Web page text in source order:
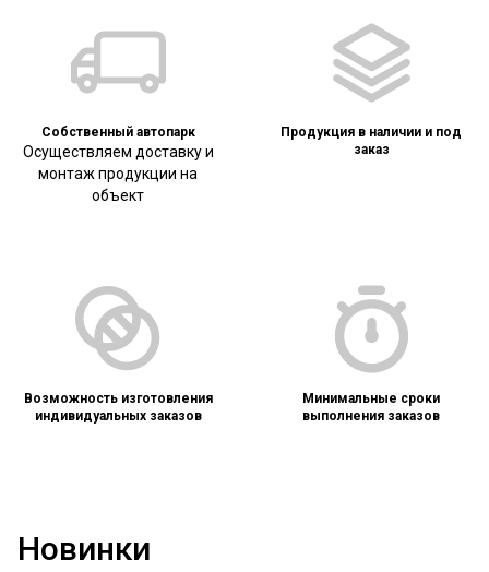
Собственный автопарк
Осуществляем доставку и
монтаж продукции на
объект
Продукция в наличии и под
заказ
Возможность изготовления
индивидуальных заказов
Минимальные сроки
выполнения заказов
Новинки